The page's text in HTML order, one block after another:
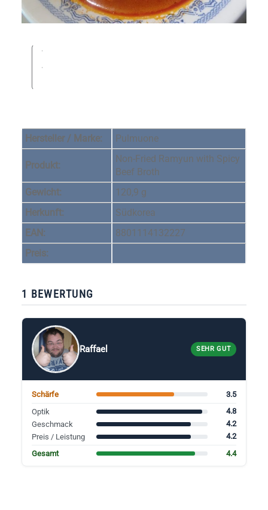
Hersteller / Marke: Pulmuone
Produkt:
Non-Fried Ramyun with Spicy
Beef Broth
Gewicht:
120,9 g
Herkunft:
Südkorea
EAN:
8801114132227
Preis:
1 BEWERTUNG
Raffael SEHR GUT
Schärfe
3.5
Optik
4.8
Geschmack
4.2
Preis / Leistung
4.2
Gesamt
4.4